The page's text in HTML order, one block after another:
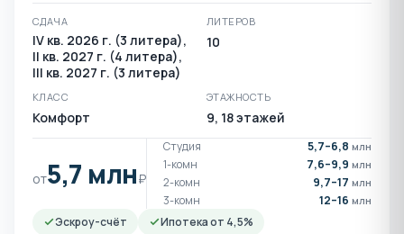
СДАЧА
IV кв. 2026 г. (3 литера),
II кв. 2027 г. (4 литера),
III кв. 2027 г. (3 литера)
ЛИТЕРОВ
10
КЛАСС
Комфорт
ЭТАЖНОСТЬ
9, 18 этажей
от5,7 млн₽
Студия 5,7–6,8 млн
1-комн 7,6–9,9 млн
2-комн 9,7–17 млн
3-комн 12–16 млн
Эскроу-счёт
Ипотека от 4,5%